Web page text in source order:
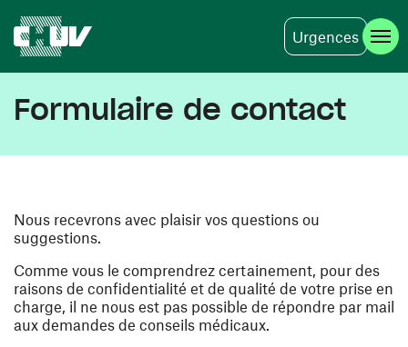
Urgences
Formulaire de contact
Nous recevrons avec plaisir vos questions ou
suggestions.
Comme vous le comprendrez certainement, pour des
raisons de confidentialité et de qualité de votre prise en
charge, il ne nous est pas possible de répondre par mail
aux demandes de conseils médicaux.